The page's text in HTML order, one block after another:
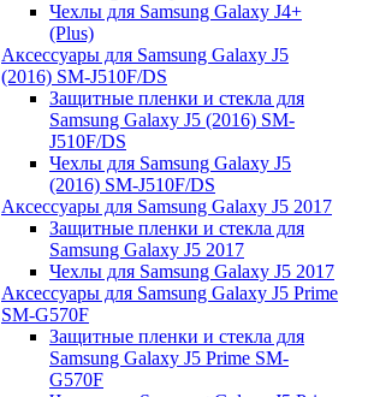
Чехлы для Samsung Galaxy J4+
(Plus)
Аксессуары для Samsung Galaxy J5
(2016) SM-J510F/DS
Защитные пленки и стекла для
Samsung Galaxy J5 (2016) SM-
J510F/DS
Чехлы для Samsung Galaxy J5
(2016) SM-J510F/DS
Аксессуары для Samsung Galaxy J5 2017
Защитные пленки и стекла для
Samsung Galaxy J5 2017
Чехлы для Samsung Galaxy J5 2017
Аксессуары для Samsung Galaxy J5 Prime
SM-G570F
Защитные пленки и стекла для
Samsung Galaxy J5 Prime SM-
G570F